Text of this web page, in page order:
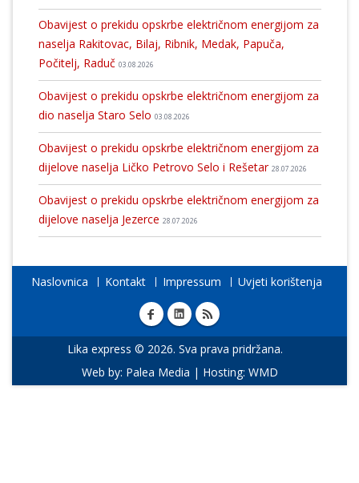
Obavijest o prekidu opskrbe električnom energijom za
naselja Rakitovac, Bilaj, Ribnik, Medak, Papuča,
Počitelj, Raduč 03.08.2026
Obavijest o prekidu opskrbe električnom energijom za
dio naselja Staro Selo 03.08.2026
Obavijest o prekidu opskrbe električnom energijom za
dijelove naselja Ličko Petrovo Selo i Rešetar 28.07.2026
Obavijest o prekidu opskrbe električnom energijom za
dijelove naselja Jezerce 28.07.2026
Naslovnica Kontakt Impressum Uvjeti korištenja
Lika express © 2026. Sva prava pridržana.
Web by: Palea Media | Hosting: WMD